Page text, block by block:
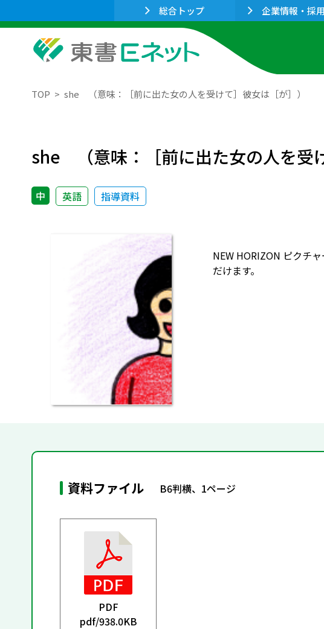
総合トップ 企業情報・採
TOP she （意味：［前に出た女の人を受けて］彼女は［が］）
she （意味：［前に出た女の人を受
中 英語 指導資料
NEW HORIZON ピクチ
だけます。
資料ファイル B6判横、1ページ
PDF
pdf/938.0KB